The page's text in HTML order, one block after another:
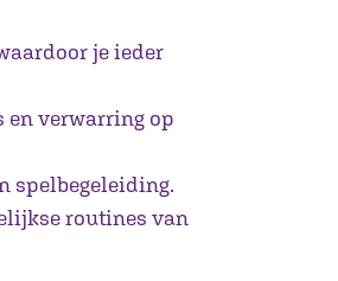
je ieder
en verwarring op
spelbegeleiding.
routines van